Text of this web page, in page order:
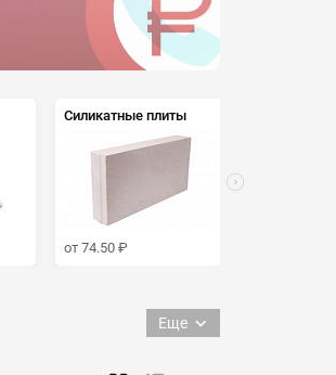
Силикатные плиты
от 74.50 ₽
Еще